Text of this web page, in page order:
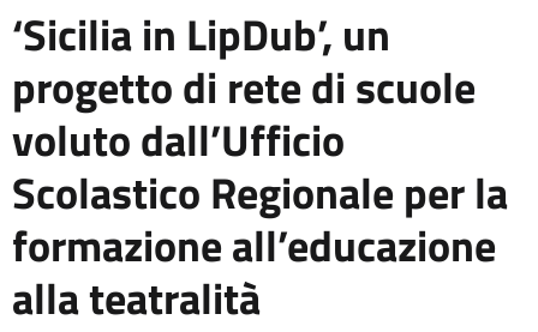
‘Sicilia in LipDub’, un
progetto di rete di scuole
voluto dall’Ufficio
Scolastico Regionale per la
formazione all’educazione
alla teatralità